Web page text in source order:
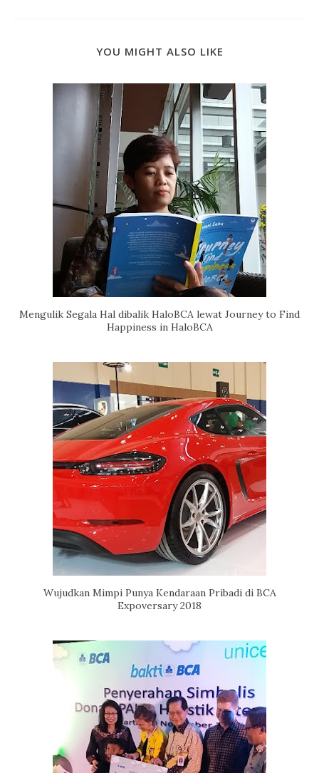
YOU MIGHT ALSO LIKE
Mengulik Segala Hal dibalik HaloBCA lewat Journey to Find
Happiness in HaloBCA
Wujudkan Mimpi Punya Kendaraan Pribadi di BCA
Expoversary 2018